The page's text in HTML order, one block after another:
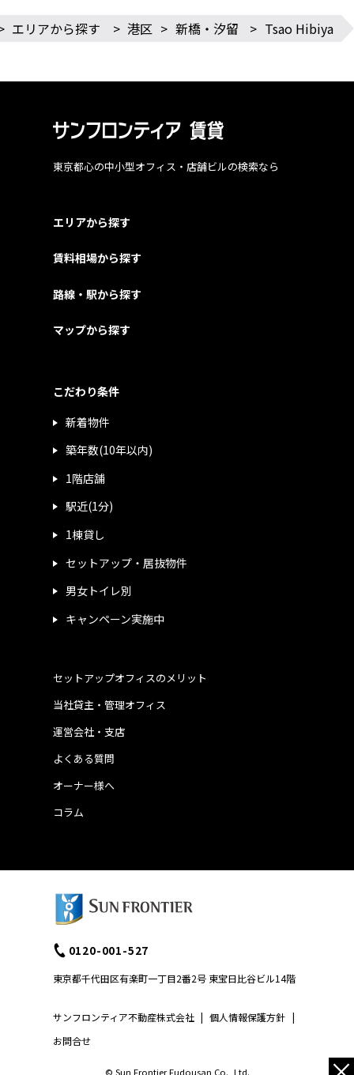
エリアから探す > 港区 > 新橋・汐留 > Tsao Hibiya
東京都心の中小型オフィス・店舗ビルの検索なら
エリアから探す
賃料相場から探す
路線・駅から探す
マップから探す
こだわり条件
新着物件
築年数(10年以内)
1階店舗
駅近(1分)
1棟貸し
セットアップ・居抜物件
男女トイレ別
キャンペーン実施中
運営会社・支店
よくある質問
当社貸主・管理オフィス
オーナー様へ
コラム
セットアップオフィスのメリット
サンフロンティア不動産株式会社 | 個人情報保護方針 |
お問合せ
0120-001-527
東京都千代田区有楽町一丁目2番2号 東宝日比谷ビル14階
© Sun Frontier Fudousan Co., Ltd.